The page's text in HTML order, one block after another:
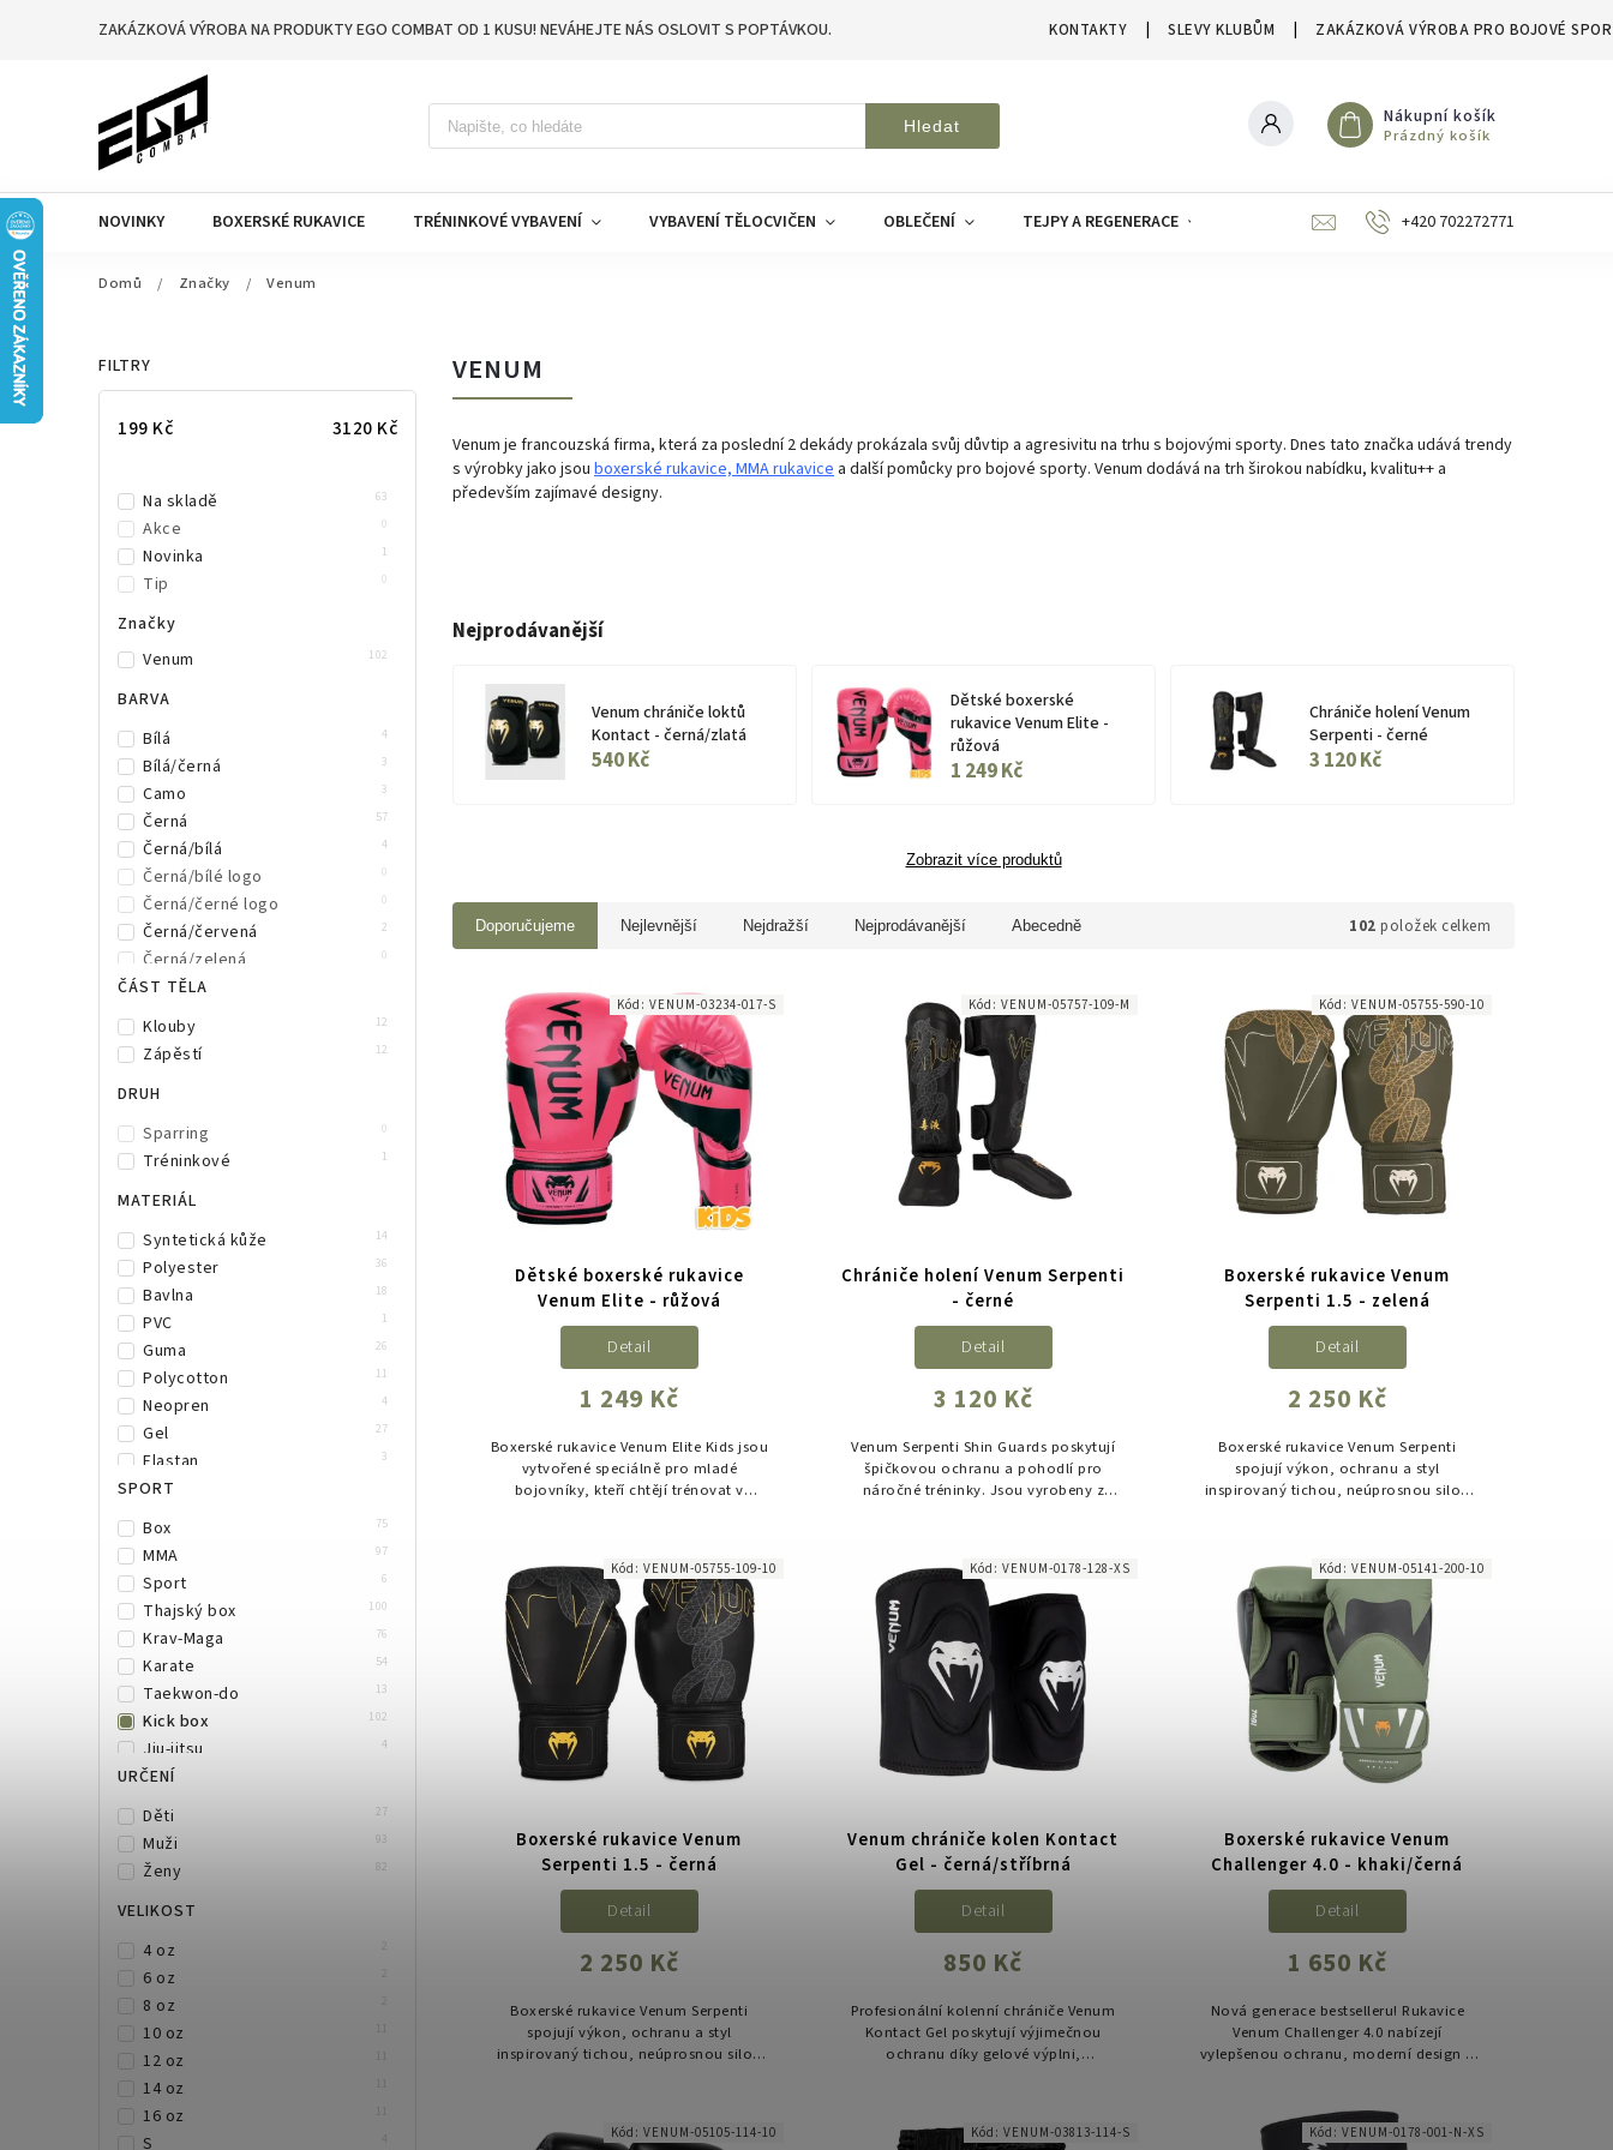
ZAKÁZKOVÁ VÝROBA NA PRODUKTY EGO COMBAT OD 1 KUSU! NEVÁHEJTE NÁS OSLOVIT S POPTÁVKOU. KONTAKTY SLEVY KLUBŮM ZAKÁZKOVÁ VÝROBA PRO BOJOVÉ
Hledat Nákupní košík
Prázdný košík
NOVINKY BOXERSKÉ RUKAVICE TRÉNINKOVÉ VYBAVENÍ VYBAVENÍ TĚLOCVIČEN OBLEČENÍ TEJPY A REGENERACE SLEVY A VÝPRODEJE
+420 702272771
Domů / Značky / Venum
FILTRY
199 Kč 3120 Kč
Na skladě 63
Akce 0
Novinka 1
Tip 0
Značky
Venum
102
BARVA
Bílá
4
Bílá/černá 3
Camo 3
Černá 57
Černá/bílá 4
Černá/bílé logo 0
Černá/černé logo 0
Černá/červená 2
Černá/zelená 0
Černá/zlatá
Černá/zlaté logo
Červená
Červená/modrá
Khaki
Modrá
Neonově zelená
Růžová
Šedá 3
Šedá/černá 1
Zelená 3
Žlutá 1
ČÁST TĚLA
Klouby
12
Zápěstí 12
DRUH
Sparring
0
Tréninkové 1
MATERIÁL
Syntetická kůže
14
Polyester 36
Bavlna 18
PVC 1
Guma 26
Polycotton 11
Neopren 4
Gel 27
Elastan 3
SPORT
Box
75
MMA 97
Sport 6
Thajský box 100
Krav-Maga 76
Karate 54
Taekwon-do 13
Kick box 102
Jiu-jitsu 4
URČENÍ
Děti
27
Muži 93
Ženy 82
VELIKOST
4 oz
6 oz
8 oz
10 oz
12 oz
14 oz
16 oz
S
VENUM
Venum je francouzská firma, která za poslední 2 dekády prokázala svůj důvtip a agresivitu na trhu s bojovými sporty. Dnes tato značka udává trendy
s výrobky jako jsou boxerské rukavice, MMA rukavice a další pomůcky pro bojové sporty. Venum dodává na trh širokou nabídku, kvalitu++ a
především zajímavé designy.
Nejprodávanější
Venum chrániče loktů
Kontact - černá/zlatá
540 Kč
Dětské boxerské
rukavice Venum Elite -
růžová
1 249 Kč
Chrániče holení Venum
Serpenti - černé
3 120 Kč
Zobrazit více produktů
Doporučujeme Nejlevnější Nejdražší Nejprodávanější Abecedně 102 položek celkem
Dětské boxerské rukavice
Venum Elite - růžová
1 249 Kč
Detail
Boxerské rukavice Venum Elite Kids jsou
vytvořené speciálně pro mladé
bojovníky, kteří chtějí trénovat v
Kód:VENUM-03234-017-S
Chrániče holení Venum Serpenti
- černé
3 120 Kč
Detail
Venum Serpenti Shin Guards poskytují
špičkovou ochranu a pohodlí pro
náročné tréninky. Jsou vyrobeny z
Kód:VENUM-05757-109-M
Boxerské rukavice Venum
Serpenti 1.5 - zelená
2 250 Kč
Detail
Boxerské rukavice Venum Serpenti
spojují výkon, ochranu a styl
inspirovaný tichou, neúprosnou silou
Kód:VENUM-05755-590-10
Boxerské rukavice Venum
Serpenti 1.5 - černá
2 250 Kč
Detail
Boxerské rukavice Venum Serpenti
spojují výkon, ochranu a styl
inspirovaný tichou, neúprosnou silou
Kód:VENUM-05755-109-10
Venum chrániče kolen Kontact
Gel - černá/stříbrná
850 Kč
Detail
Profesionální kolenní chrániče Venum
Kontact Gel poskytují výjimečnou
ochranu díky gelové výplni,
Kód:VENUM-0178-128-XS
Boxerské rukavice Venum
Challenger 4.0 - khaki/černá
1 650 Kč
Detail
Nová generace bestselleru! Rukavice
Venum Challenger 4.0 nabízejí
vylepšenou ochranu, moderní design a
Kód:VENUM-05141-200-10
Kód:VENUM-05105-114-10 Kód:VENUM-03813-114-S Kód:VENUM-0178-001-N-XS